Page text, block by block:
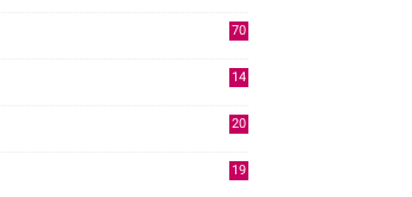
70
14
20
19